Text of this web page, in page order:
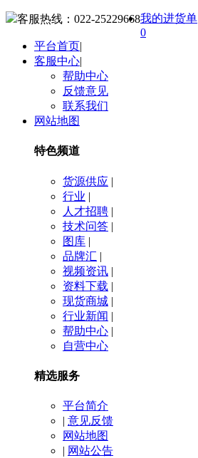
客服热线： 022-25229668我的进货单
0
平台首页|
客服中心|
帮助中心
反馈意见
联系我们
网站地图
特色频道
货源供应 |
行业 |
人才招聘 |
技术问答 |
图库 |
品牌汇 |
视频资讯 |
资料下载 |
现货商城 |
行业新闻 |
帮助中心 |
自营中心
精选服务
平台简介
| 意见反馈
网站地图
| 网站公告